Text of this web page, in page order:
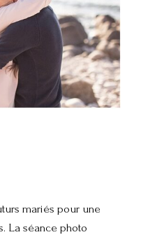
mariés pour une
La séance photo